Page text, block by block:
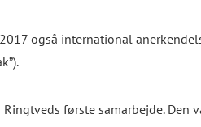
også international
første samarbejde.